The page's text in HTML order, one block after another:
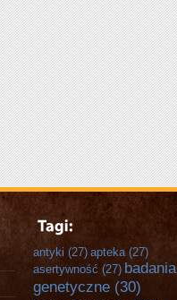
antyki (27) apteka(27)
asertywność (27) badania
genetyczne (30)